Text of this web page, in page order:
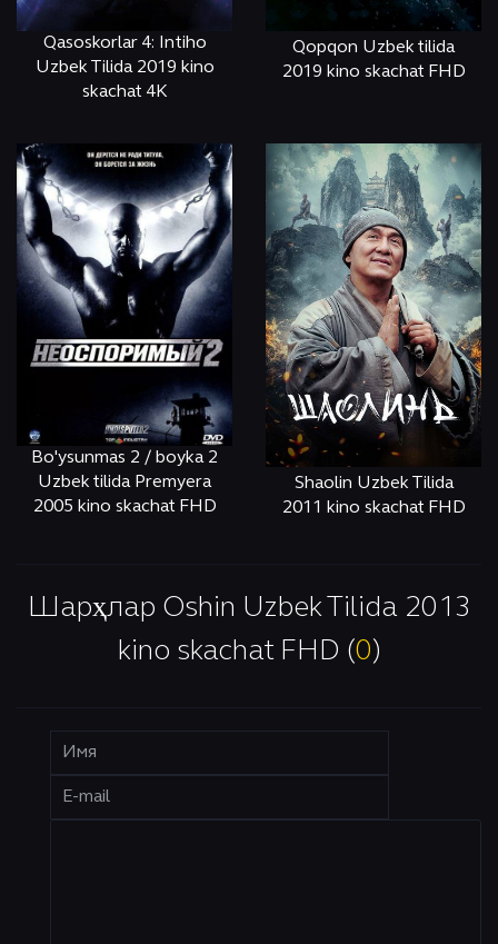
Qasoskorlar 4: Intiho
Uzbek Tilida 2019 kino
skachat 4K
Qopqon Uzbek tilida
2019 kino skachat FHD
Bo'ysunmas 2 / boyka 2
Uzbek tilida Premyera
2005 kino skachat FHD
Shaolin Uzbek Tilida
2011 kino skachat FHD
Шарҳлар Oshin Uzbek Tilida 2013
kino skachat FHD (0 )